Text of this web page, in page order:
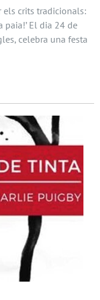
els crits tradicionals:
paia!’ El dia 24 de
celebra una festa